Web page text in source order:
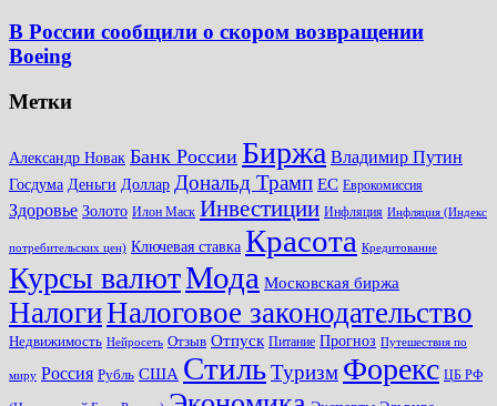
В России сообщили о скором возвращении
Boeing
Метки
Александр Новак Банк России Биржа Владимир Путин
Госдума Деньги Доллар Дональд Трамп ЕС Еврокомиссия
Здоровье Золото Илон Маск Инвестиции Инфляция Инфляция (Индекс
потребительских цен) Ключевая ставка Красота Кредитование
Курсы валютМода Московская биржа
НалогиНалоговое законодательство
Недвижимость Нейросеть Отзыв Отпуск Питание Прогноз Путешествия по
миру Россия Рубль США СтильТуризм Форекс ЦБ РФ